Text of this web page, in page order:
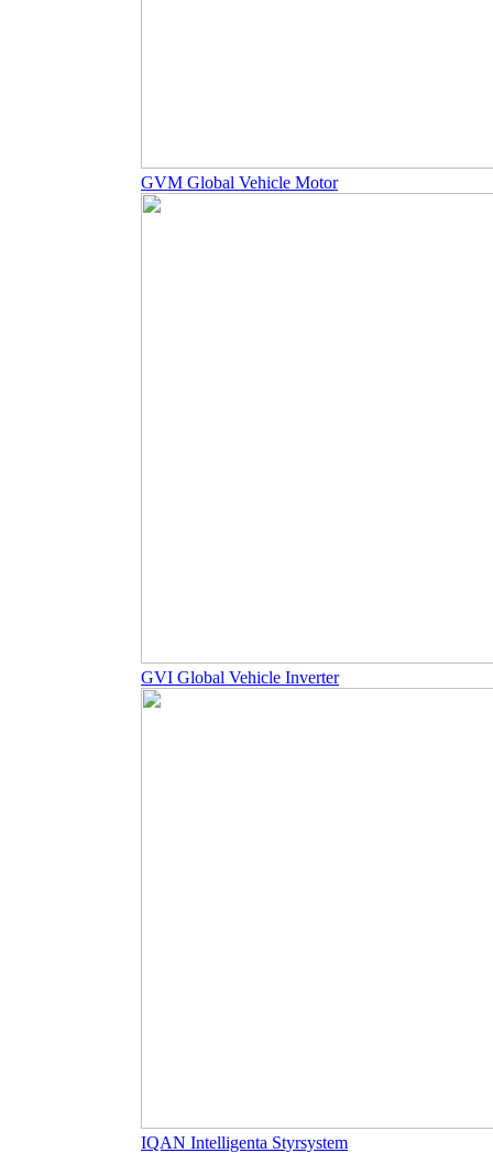
GVM Global Vehicle Motor
GVI Global Vehicle Inverter
IQAN Intelligenta Styrsystem